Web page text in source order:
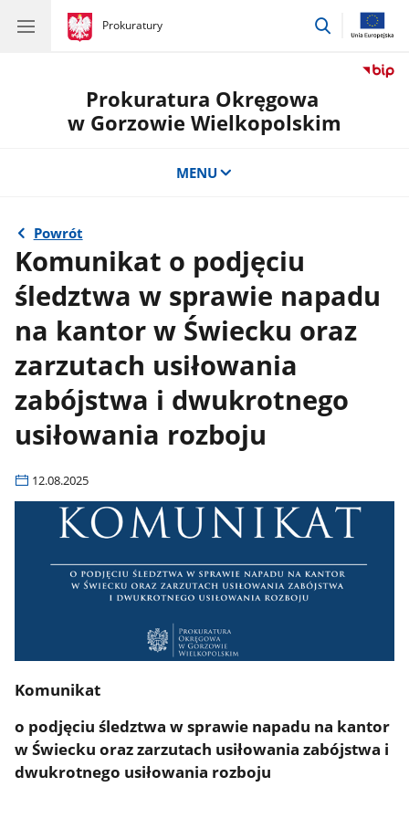
gov.pl
Prokuratury
gov.pl
Prokuratury
przejdź
Prokuratura Okręgowa
w Gorzowie Wielkopolskim
MENU
Powrót
Komunikat o podjęciu
śledztwa w sprawie napadu
na kantor w Świecku oraz
zarzutach usiłowania
zabójstwa i dwukrotnego
usiłowania rozboju
12.08.2025
Komunikat
o podjęciu śledztwa w sprawie napadu na kantor
w Świecku oraz zarzutach usiłowania zabójstwa i
dwukrotnego usiłowania rozboju